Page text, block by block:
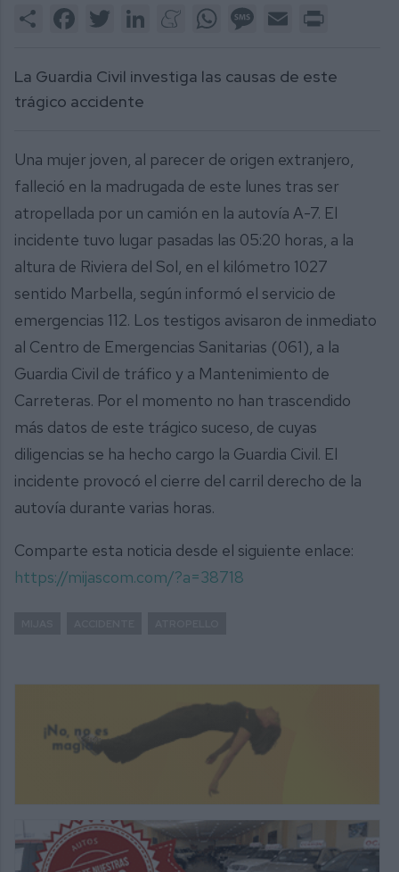
Share FacebookTwitter LinkedInMeneameWhatsAppMessage
Email
La Guardia Civil investiga las causas de este
trágico accidente
Una mujer joven, al parecer de origen extranjero,
falleció en la madrugada de este lunes tras ser
atropellada por un camión en la autovía A-7. El
incidente tuvo lugar pasadas las 05:20 horas, a la
altura de Riviera del Sol, en el kilómetro 1027
sentido Marbella, según informó el servicio de
emergencias 112. Los testigos avisaron de inmediato
al Centro de Emergencias Sanitarias (061), a la
Guardia Civil de tráfico y a Mantenimiento de
Carreteras. Por el momento no han trascendido
más datos de este trágico suceso, de cuyas
diligencias se ha hecho cargo la Guardia Civil. El
incidente provocó el cierre del carril derecho de la
autovía durante varias horas.
Comparte esta noticia desde el siguiente enlace:
https://mijascom.com/?a=38718